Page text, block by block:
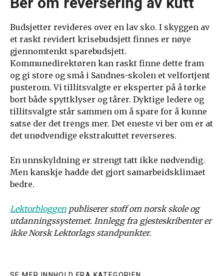
Budsjetter revideres over en lav sko. I skyggen av
et raskt revidert krisebudsjett finnes er nøye
gjennomtenkt sparebudsjett.
Kommunedirektøren kan raskt finne dette fram
og gi store og små i Sandnes-skolen et velfortjent
pusterom. Vi tillitsvalgte er eksperter på å tørke
bort både spyttklyser og tårer. Dyktige ledere og
tillitsvalgte står sammen om å spare for å kunne
satse der det trengs mer. Det eneste vi ber om er at
det unødvendige ekstrakuttet reverseres.
En unnskyldning er strengt tatt ikke nødvendig.
Men kanskje hadde det gjort samarbeidsklimaet
bedre.
Lektorbloggen publiserer stoff om norsk skole og
utdanningssystemet. Innlegg fra gjesteskribenter er
ikke Norsk Lektorlags standpunkter.